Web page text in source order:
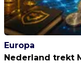
Europa
Nederland trekt